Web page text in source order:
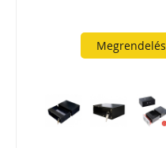
Megrendelés